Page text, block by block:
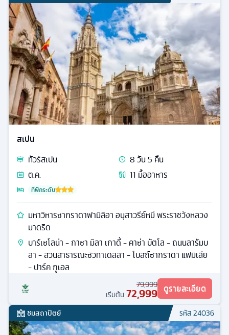
สเปน
ทัวร์สเปน 8วัน5 คืน
ต.ค.
11 มื้ออาหาร
ที่พักระดับ
มหาวิหารซากราดาฟามิลิอา อนุสาวรีย์หมี พระราชวังหลวง
มาดริด
บาร์เซโลน่า - กาซา มิลา เกาดี้ - คาซ่า บัตโล - ถนนลารัมบ
ลา - สวนสาธารณะซิวทาเดลลา - โบสถ์ซากราดา แฟมิเลีย
- ปาร์ค กูเอล
79,999
เริ่มต้น 72,999 ดูรายละเอียด
ชมสถาปัตย์ รหัส24036